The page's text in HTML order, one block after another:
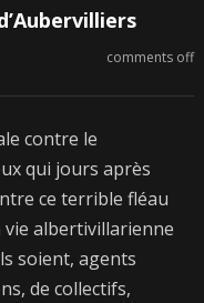
comments off
contre le
qui jours après
ce terrible fléau
albertivillarienne
soient, agents
de collectifs,